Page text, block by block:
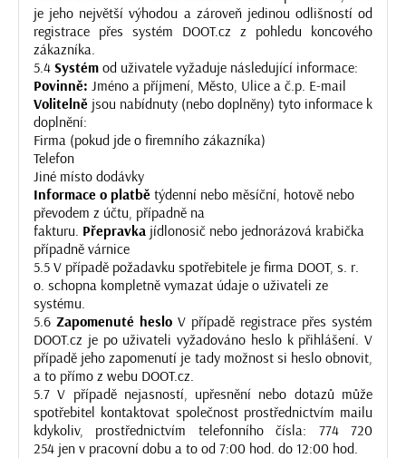
je jeho největší výhodou a zároveň jedinou odlišností od
registrace přes systém DOOT.cz z pohledu koncového
zákazníka.
5.4 Systém od uživatele vyžaduje následující informace:
Povinně: Jméno a příjmení, Město, Ulice a č.p. E-mail
Volitelně jsou nabídnuty (nebo doplněny) tyto informace k
doplnění:
Firma (pokud jde o firemního zákazníka)
Telefon
Jiné místo dodávky
Informace o platbě týdenní nebo měsíční, hotově nebo
převodem z účtu, případně na
fakturu. Přepravka jídlonosič nebo jednorázová krabička
případně várnice
5.5 V případě požadavku spotřebitele je firma DOOT, s. r.
o. schopna kompletně vymazat údaje o uživateli ze
systému.
5.6 Zapomenuté heslo V případě registrace přes systém
DOOT.cz je po uživateli vyžadováno heslo k přihlášení. V
případě jeho zapomenutí je tady možnost si heslo obnovit,
a to přímo z webu DOOT.cz.
5.7 V případě nejasností, upřesnění nebo dotazů může
spotřebitel kontaktovat společnost prostřednictvím mailu
kdykoliv, prostřednictvím telefonního čísla: 774 720
254 jen v pracovní dobu a to od 7:00 hod. do 12:00 hod.